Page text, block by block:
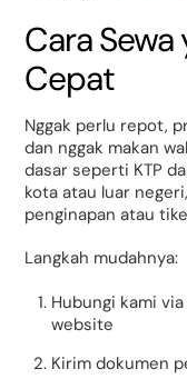
Cara
Cepat
Nggak perlu repot,
dan nggak makan
dasar seperti KTP
kota atau luar
penginapan atau
Langkah mudahnya:
Hubungi kami
website
Kirim dokumen